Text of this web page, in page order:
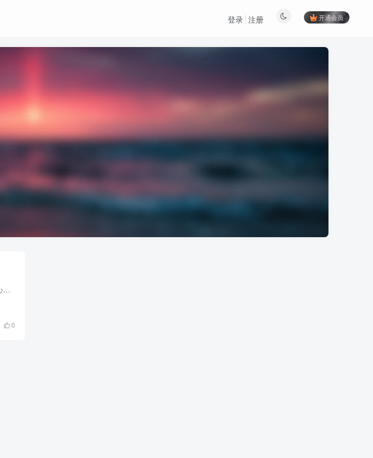
开通会员
登录 注册
“知行合一”，这是明代圣人王阳明哲学书里的中心思想。 把头背着手站在书架前，抬头就这么看着。 我的字非常难看，但也能看出来这四个字写的好，不比西安诗人的书法差，用的是徽宗的瘦金体，铁...
0